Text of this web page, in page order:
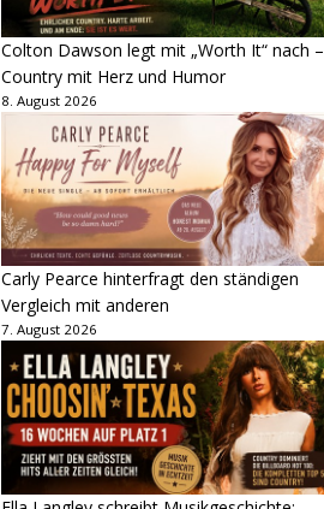
Colton Dawson legt mit „Worth It“ nach –
Country mit Herz und Humor
8. August 2026
Carly Pearce hinterfragt den ständigen
Vergleich mit anderen
7. August 2026